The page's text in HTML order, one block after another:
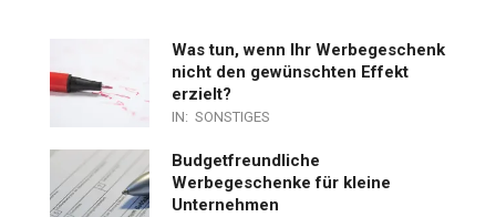
Was tun, wenn Ihr Werbegeschenk
nicht den gewünschten Effekt
erzielt?
IN: SONSTIGES
Budgetfreundliche
Werbegeschenke für kleine
Unternehmen